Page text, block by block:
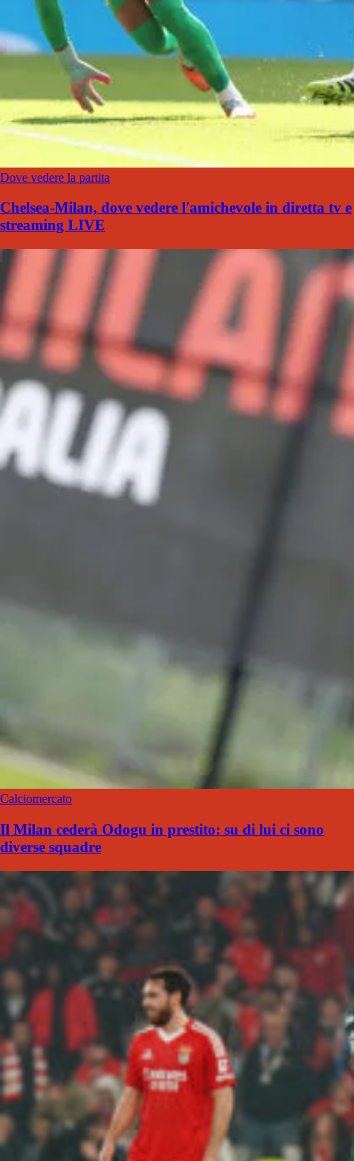
Dove vedere la partita
Chelsea-Milan, dove vedere l'amichevole in diretta tv e
streaming LIVE
Calciomercato
Il Milan cederà Odogu in prestito: su di lui ci sono
diverse squadre